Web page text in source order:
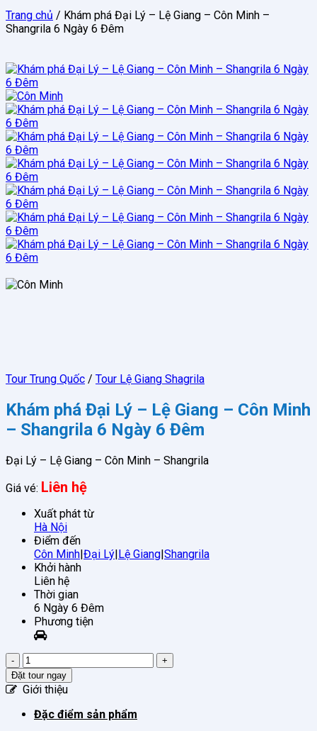
Trang chủ / Khám phá Đại Lý – Lệ Giang – Côn Minh –
Shangrila 6 Ngày 6 Đêm
Tour Trung Quốc / Tour Lệ Giang Shagrila
Khám phá Đại Lý – Lệ Giang – Côn Minh
– Shangrila 6 Ngày 6 Đêm
Đại Lý – Lệ Giang – Côn Minh – Shangrila
Giá vé: Liên hệ
Xuất phát từ
Hà Nội
Điểm đến
Côn Minh|Đại Lý|Lệ Giang|Shangrila
Khởi hành
Liên hệ
Thời gian
6 Ngày 6 Đêm
Phương tiện
Khám
phá
Đại
–
Đặt tour ngay
Giới thiệu
Đặc điểm sản phẩm